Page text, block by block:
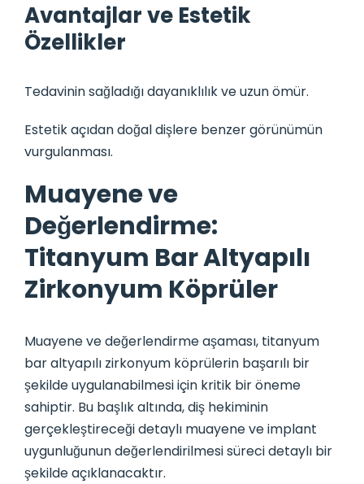
Avantajlar ve Estetik
Özellikler
Tedavinin sağladığı dayanıklılık ve uzun ömür.
Estetik açıdan doğal dişlere benzer görünümün
vurgulanması.
Muayene ve
Değerlendirme:
Titanyum Bar Altyapılı
Zirkonyum Köprüler
Muayene ve değerlendirme aşaması, titanyum
bar altyapılı zirkonyum köprülerin başarılı bir
şekilde uygulanabilmesi için kritik bir öneme
sahiptir. Bu başlık altında, diş hekiminin
gerçekleştireceği detaylı muayene ve implant
uygunluğunun değerlendirilmesi süreci detaylı bir
şekilde açıklanacaktır.